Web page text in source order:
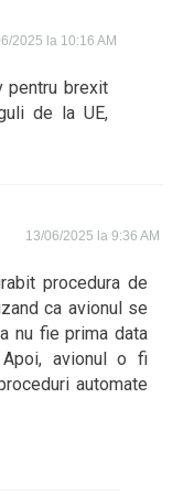
2025 la 10:16 AM
pentru brexit
de la UE,
13/06/2025 la 9:36 AM
procedura de
ca avionul se
nu fie prima data
Apoi, avionul o fi
automate